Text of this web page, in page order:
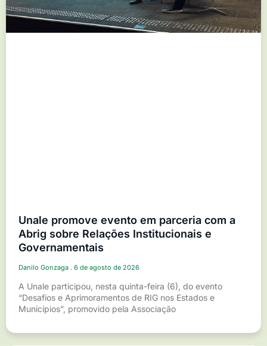
Unale promove evento em parceria com a
Abrig sobre Relações Institucionais e
Governamentais
Danilo Gonzaga 6 de agosto de 2026
A Unale participou, nesta quinta-feira (6), do evento
“Desafios e Aprimoramentos de RIG nos Estados e
Municípios”, promovido pela Associação